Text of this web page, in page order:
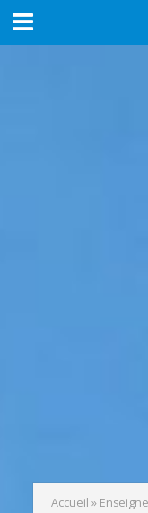
Accueil »